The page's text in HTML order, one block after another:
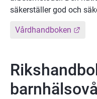
säkerställer god och
Vårdhandboken